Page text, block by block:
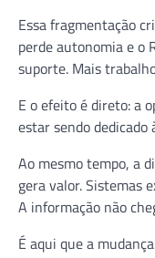
Essa fragmentação
perde autonomia e o
suporte. Mais
E o efeito é direto: a
estar sendo dedicado
Ao mesmo tempo, a
gera valor. Sistemas
A informação não
É aqui que a